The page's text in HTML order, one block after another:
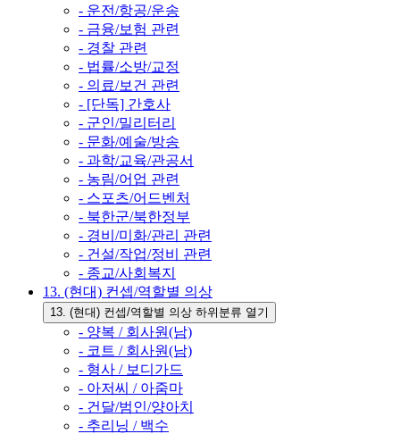
- 운전/항공/운송
- 금융/보험 관련
- 경찰 관련
- 법률/소방/교정
- 의료/보건 관련
- [단독] 간호사
- 군인/밀리터리
- 문화/예술/방송
- 과학/교육/관공서
- 농림/어업 관련
- 스포츠/어드벤처
- 북한군/북한정부
- 경비/미화/관리 관련
- 건설/작업/정비 관련
- 종교/사회복지
13. (현대) 컨셉/역할별 의상
13. (현대) 컨셉/역할별 의상 하위분류 열기
- 양복 / 회사원(남)
- 코트 / 회사원(남)
- 형사 / 보디가드
- 아저씨 / 아줌마
- 건달/범인/양아치
- 추리닝 / 백수